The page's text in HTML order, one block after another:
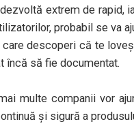
extrem de rapid,
probabil se va
descoperi că te
încă să fie documentat.
multe companii vor
și sigură a